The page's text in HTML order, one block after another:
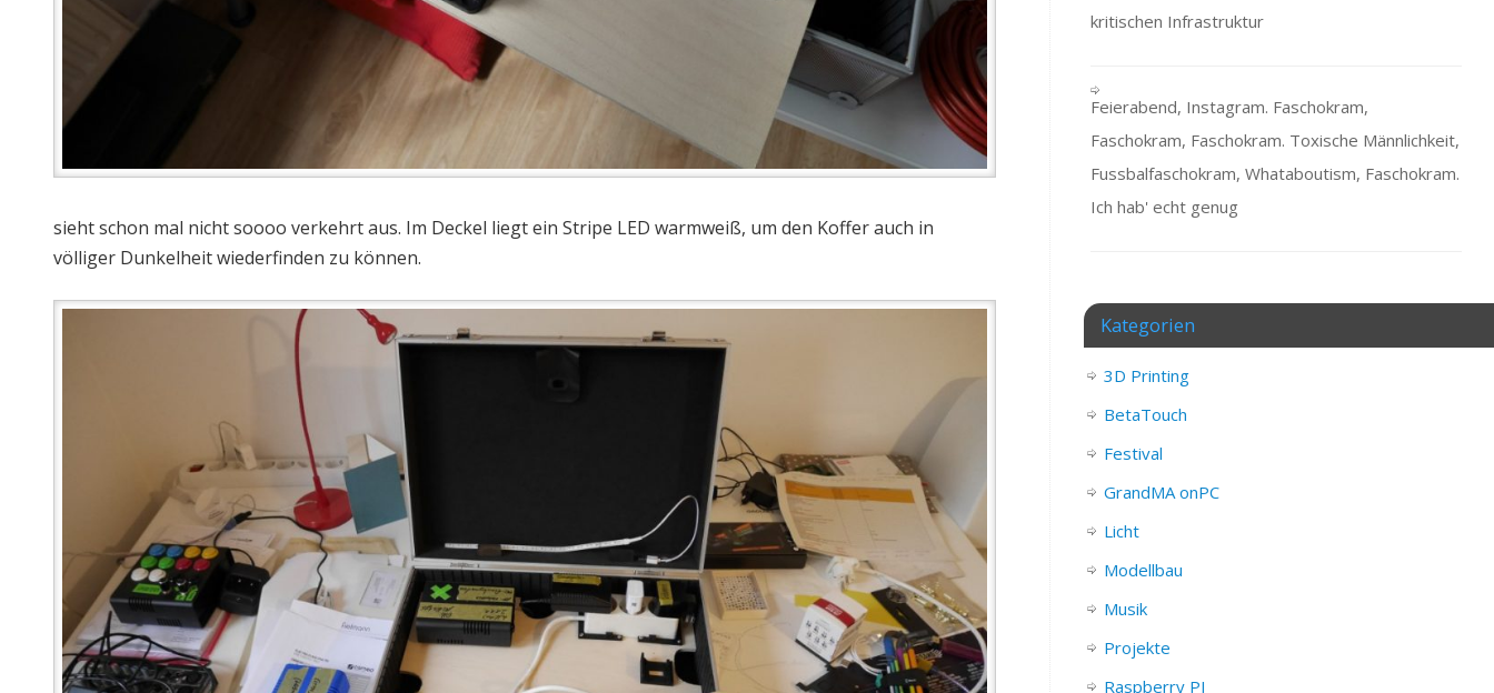
sieht schon mal nicht soooo verkehrt aus. Im Deckel liegt ein Stripe LED warmweiß, um den Koffer auch in
völliger Dunkelheit wiederfinden zu können.
kritischen Infrastruktur
Feierabend, Instagram. Faschokram,
Faschokram, Faschokram. Toxische Männlichkeit,
Fussbalfaschokram, Whataboutism, Faschokram.
Ich hab' echt genug
Kategorien
3D Printing
BetaTouch
Festival
GrandMA onPC
Licht
Modellbau
Musik
Projekte
Raspberry PI